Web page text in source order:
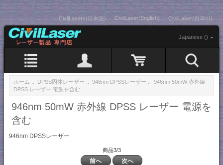
CivilLasers(日本語) CivilLaser(English) CivilLaser(한국어)
Japanese ()
ホーム :: DPSS固体レーザー :: 946nm DPSSレーザー :: 946nm 50mW 赤外線
DPSS レーザー 電源を含む
946nm 50mW 赤外線 DPSS レーザー 電源を
含む
946nm DPSSレーザー
商品3/3
前へ 次へ